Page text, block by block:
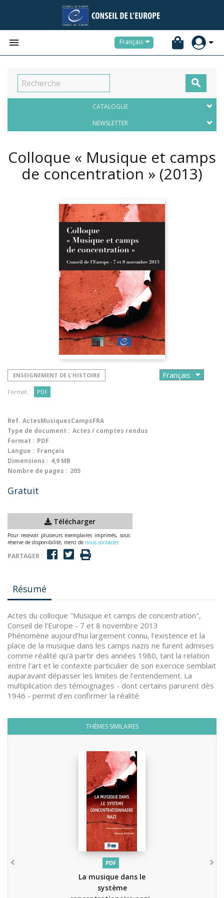
 Français

CATALOGUE
NEWSLETTER
Colloque « Musique et camps
de concentration » (2013)
ENSEIGNEMENT DE L'HISTOIRE
Format : PDF
Ref. ActesMusiquesCampsFRA
Type de document : Actes / comptes rendus
Format : PDF
Langue : Français
Dimensions : 4,9 MB
Nombre de pages : 205
Gratuit
Télécharger
Pour recevoir plusieurs exemplaires imprimés, sous
réserve de disponibilité, merci de nous contacter
PARTAGER :
Résumé
Actes du colloque "Musique et camps de concentration",
Conseil de l’Europe - 7 et 8 novembre 2013
Phénomène aujourd’hui largement connu, l’existence et la
place de la musique dans les camps nazis ne furent admises
comme réalité qu’à partir des années 1980, tant la relation
entre l’art et le contexte particulier de son exercice semblait
auparavant dépasser les limites de l’entendement. La
multiplication des témoignages - dont certains parurent dès
1946 - permit d’en confirmer la réalité.
THÈMES SIMILAIRES
PDF
La musique dans le
système